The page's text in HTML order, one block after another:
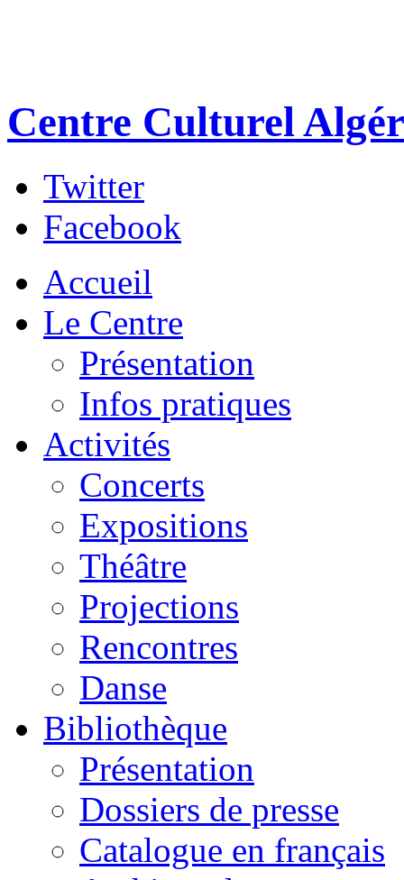
Centre Culturel
Twitter
Facebook
Accueil
Le Centre
Présentation
Infos pratiques
Activités
Concerts
Expositions
Théâtre
Projections
Rencontres
Danse
Bibliothèque
Présentation
Dossiers de presse
Catalogue en français